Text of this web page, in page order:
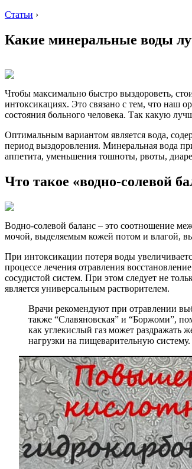
Статьи ›
Какие минеральные воды
Чтобы максимально быстро выздороветь,
интоксикациях. Это связано с тем, что наш
состояния больного человека. Так какую
Оптимальным вариантом является вода,
период выздоровления. Минеральная вода
аппетита, уменьшения тошноты, рвоты,
Что такое «водно-солевой
Водно-солевой баланс – это соотношение
мочой, выделяемым кожей потом и влагой,
При интоксикации потеря воды
процессе лечения отравления
сосудистой систем. При этом следует не
является универсальным растворителем.
Врачи рекомендуют при отравлении
также “Славяновская” и “Боржоми”,
как углекислый газ может раздражать
нагрузки на пищеварительную